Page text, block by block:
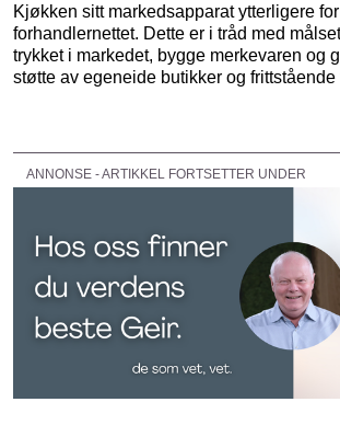
Kjøkken sitt markedsapparat ytterligere
forhandlernettet. Dette er i tråd med
trykket i markedet, bygge merkevaren og
støtte av egeneide butikker og frittstående
ANNONSE - ARTIKKEL FORTSETTER UNDER